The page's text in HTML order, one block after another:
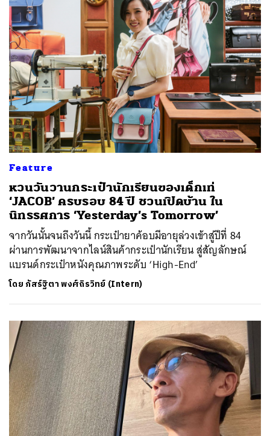
Feature
หวนวันวานกระเป๋านักเรียนของเด็กเท่
‘JACOB’ ครบรอบ 84 ปี ชวนเปิดบ้าน ใน
นิทรรศการ ‘Yesterday’s Tomorrow’
จากวันนั้นจนถึงวันนี้ กระเป๋ายาค้อบมีอายุล่วงเข้าสู่ปีที่ 84
ผ่านการพัฒนาจากไลน์สินค้ากระเป๋านักเรียน สู่สัญลักษณ์
แบรนด์กระเป๋าหนังคุณภาพระดับ ‘High-End’
โดย ภัสร์ฐิตา พงศ์ถิรวิทย์ (Intern)